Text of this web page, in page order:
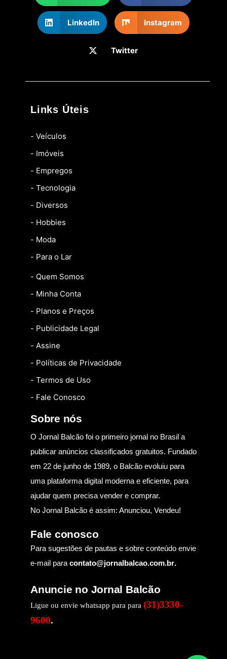
LinkedIn Instagram
Twitter
Links Úteis
- Veículos
- Imóveis
- Empregos
- Tecnologia
- Diversos
- Hobbies
- Moda
- Para o Lar
- Quem Somos
- Minha Conta
- Planos e Preços
- Publicidade Legal
- Assine
- Políticas de Privacidade
- Termos de Uso
- Fale Conosco
Sobre nós
O Jornal Balcão foi o primeiro jornal no Brasil a
publicar anúncios classificados gratuitos. Fundado
em 22 de junho de 1989, o Balcão evoluiu para
uma plataforma digital moderna e eficiente, para
ajudar quem precisa vender e comprar.
No Jornal Balcão é assim: Anunciou, Vendeu!
Fale conosco
Para sugestões de pautas e sobre conteúdo envie
e-mail para contato@jornalbalcao.com.br.
Anuncie no Jornal Balcão
Ligue ou envie whatsapp para para (31)3330-
9600.